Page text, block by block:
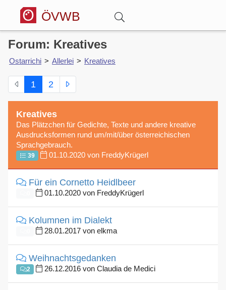
ÖVWB
Anmelden
Wörterbuch
Hitparade
Forum
Blog
Forum: Kreatives
Ostarrichi > Allerlei > Kreatives
1 2
Kreatives
Das Plätzchen für Gedichte, Texte und andere kreative
Ausdrucksformen rund um/mit/über österreichischen
Sprachgebrauch.
39 01.10.2020 von FreddyKrügerl
Für ein Cornetto Heidlbeer
01.10.2020 von FreddyKrügerl
Kolumnen im Dialekt
28.01.2017 von elkma
Weihnachtsgedanken
2 26.12.2016 von Claudia de Medici